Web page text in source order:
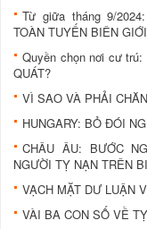
Từ giữa tháng 9/
TOÀN TUYẾN BIÊN GIỚI
Quyền chọn nơi cư
QUÁT?
VÌ SAO VÀ PHẢI
HUNGARY: BỎ ĐÓI
CHÂU ÂU: BƯỚC
NGƯỜI TỴ NẠN TRÊN
VẠCH MẶT DƯ LUẬN
VÀI BA CON SỐ VỀ